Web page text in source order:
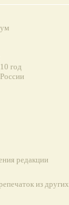
год
редакции
из других